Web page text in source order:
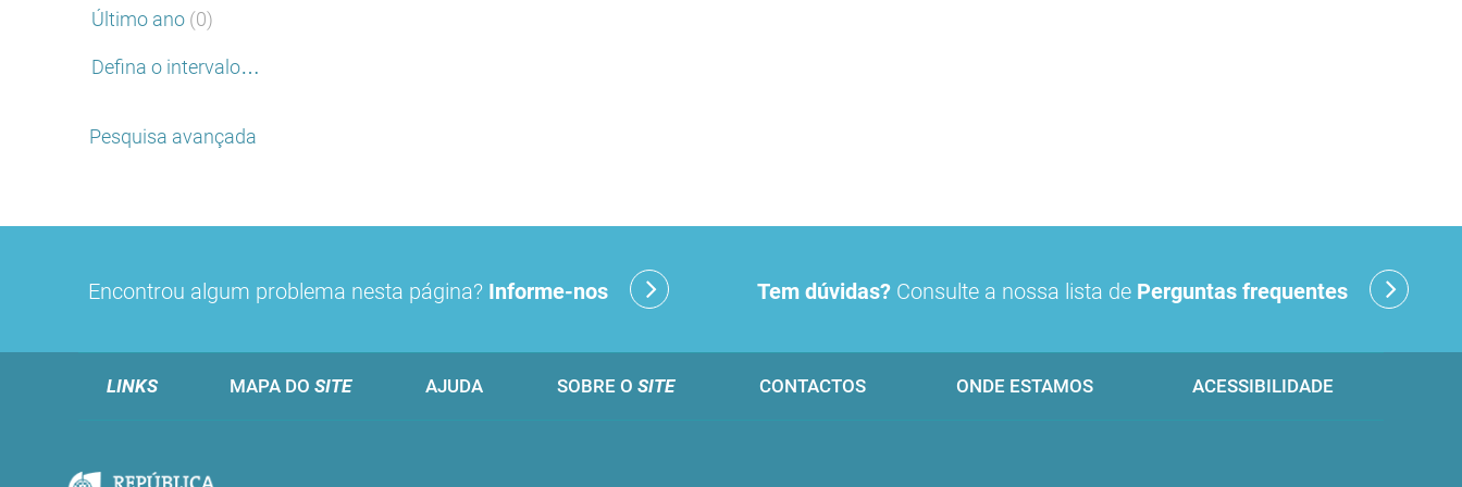
Último ano (0)
Defina o intervalo…
Pesquisa avançada
Encontrou algum problema nesta página? Informe-nos Tem dúvidas? Consulte a nossa lista de Perguntas frequentes
LINKS MAPA DO SITE AJUDA SOBRE O SITE CONTACTOS ONDE ESTAMOS ACESSIBILIDADE